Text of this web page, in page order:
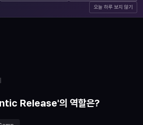
오늘 하루 보지 않기
Release'의 역할은?